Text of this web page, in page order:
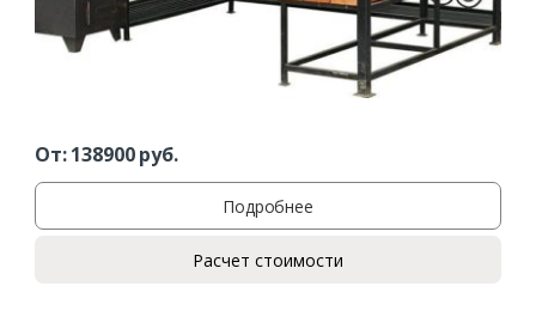
От:138900руб.
Подробнее
Расчет стоимости